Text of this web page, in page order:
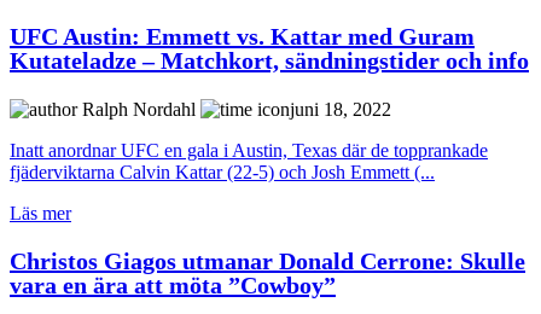
UFC Austin: Emmett vs. Kattar med Guram
Kutateladze – Matchkort, sändningstider och info
Ralph Nordahl
juni 18, 2022
Inatt anordnar UFC en gala i Austin, Texas där de topprankade
fjäderviktarna Calvin Kattar (22-5) och Josh Emmett (...
Läs mer
Christos Giagos utmanar Donald Cerrone: Skulle
vara en ära att möta ”Cowboy”